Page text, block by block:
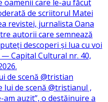
de scenă @tristian